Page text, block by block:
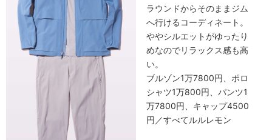
ラウンドからそのままジム
へ行けるコーディネート。
ややシルエットがゆったり
めなのでリラックス感も高
い。
ブルゾン1万7800円、ポロ
シャツ1万800円、パンツ1
万7800円、キャップ4500
円／すべてルルレモン